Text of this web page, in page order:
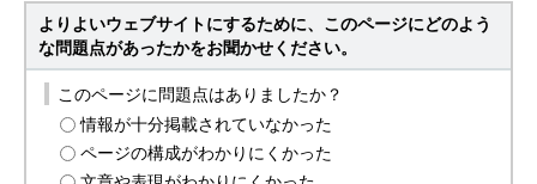
よりよいウェブサイトにするために、このページにどのよう
な問題点があったかをお聞かせください。
このページに問題点はありましたか？
情報が十分掲載されていなかった
ページの構成がわかりにくかった